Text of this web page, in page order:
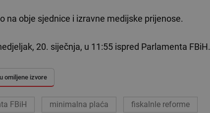
na obje sjednice i izravne medijske prijenose.
20. siječnja, u 11:55 ispred Parlamenta FBiH.
omiljene izvore
FBiH minimalna plaća fiskalnle reforme